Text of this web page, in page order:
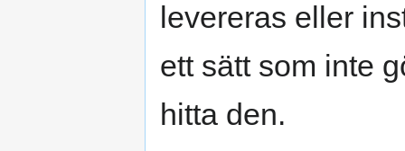
levereras eller
ett sätt som inte
hitta den.